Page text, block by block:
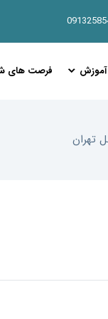
آموزش فرصت های
تهران